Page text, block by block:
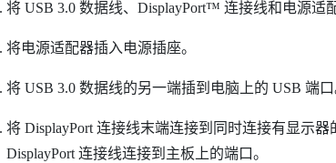
将 USB 3.0 数据线、 DisplayPort™ 连接线和电源适
将电源适配器插入电源插座。
将 USB 3.0 数据线的另一端插到电脑上的 USB 端口
将 DisplayPort连接线末端连接到同时连接有显示器
DisplayPort连接线连接到主板上的端口。